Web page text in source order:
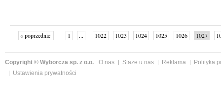
« poprzednie 1 ... 1022 1023 1024 1025 1026 1027
Copyright © Wyborcza sp. z o.o. O nas Staże u nas Reklama
Polityka
Ustawienia prywatności